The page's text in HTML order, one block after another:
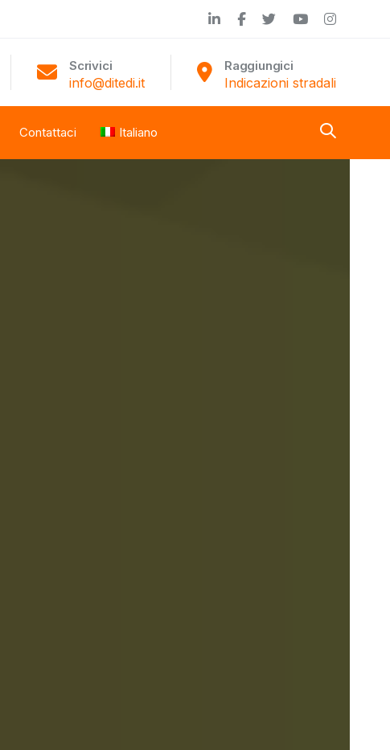
Scrivici
info@ditedi.it
Raggiungici
Indicazioni stradali
Contattaci Italiano